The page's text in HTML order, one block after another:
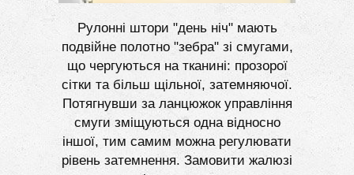
Рулонні штори "день ніч" мають
подвійне полотно "зебра" зі смугами,
що чергуються на тканині: прозорої
сітки та більш щільної, затемняючої.
Потягнувши за ланцюжок управління
смуги зміщуються одна відносно
іншої, тим самим можна регулювати
рівень затемнення. Замовити жалюзі